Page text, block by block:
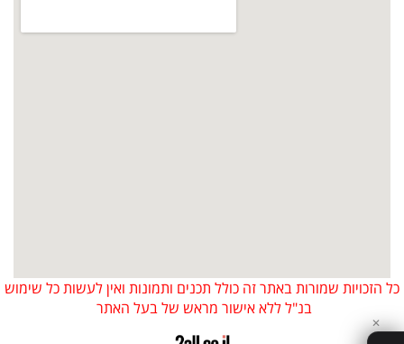
כל הזכויות שמורות באתר זה כולל תכנים ותמונות ואין לעשות כל שימוש
בנ"ל ללא אישור מראש של בעל האתר
✕